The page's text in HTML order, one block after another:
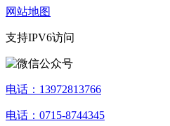
网站地图
支持IPV6访问
电话：13972813766
电话：0715-8744345